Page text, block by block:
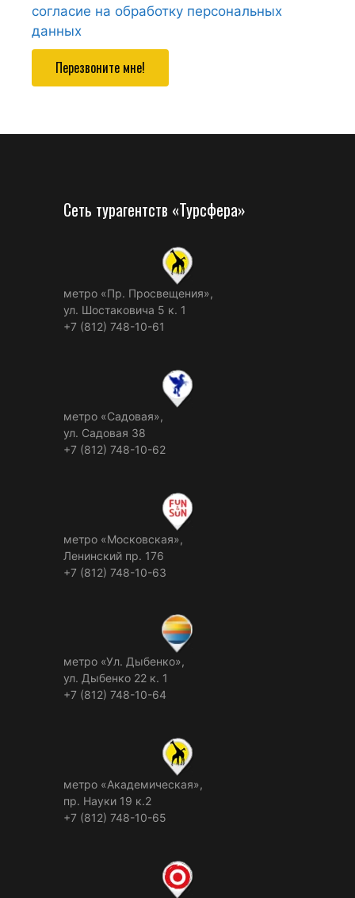
согласие на обработку персональных
данных
Перезвоните мне!
Сеть турагентств «Турсфера»
метро «Пр. Просвещения»,
ул. Шостаковича 5 к. 1
+7 (812) 748-10-61
метро «Садовая»,
ул. Садовая 38
+7 (812) 748-10-62
метро «Московская»,
Ленинский пр. 176
+7 (812) 748-10-63
метро «Ул. Дыбенко»,
ул. Дыбенко 22 к. 1
+7 (812) 748-10-64
метро «Академическая»,
пр. Науки 19 к.2
+7 (812) 748-10-65